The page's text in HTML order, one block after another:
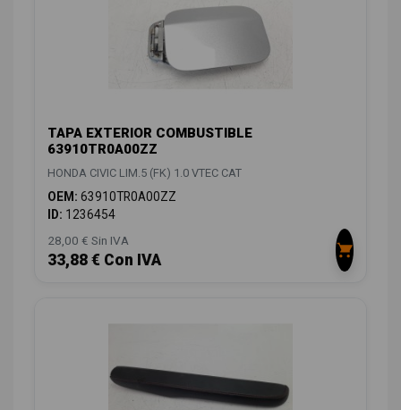
TAPA EXTERIOR COMBUSTIBLE
63910TR0A00ZZ
HONDA CIVIC LIM.5 (FK) 1.0 VTEC CAT
OEM: 63910TR0A00ZZ
ID: 1236454
28,00 € Sin IVA
33,88 € Con IVA